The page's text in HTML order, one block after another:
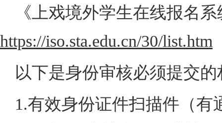
《上戏境外学生在线报名
https://iso.sta.edu.cn/30/list.htm
以下是身份审核必须提交的
1.有效身份证件扫描件（有